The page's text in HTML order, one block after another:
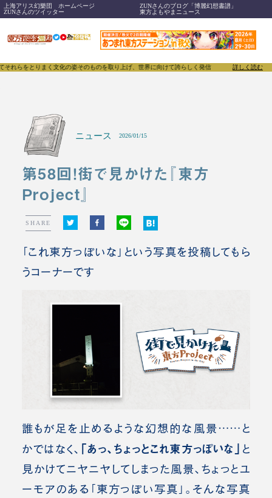
上海アリス幻樂団 ホームページ
ZUNさんのブログ「博麗幻想書譜」
ZUNさんのツイッター
東方よもやまニュース
く文化の姿そのものを取り上げ、世界に向けて誇らしく発信することで、東方Projectのみな
詳しく読む
ニュース 2026/01/15
第58回！街で見かけた『東方
Project』
SHARE
「これ東方っぽいな」という写真を投稿してもら
うコーナーです
誰もが足を止めるような幻想的な風景……と
かではなく、 「あっ、ちょっとこれ東方っぽいな」 と
見かけてニヤニヤしてしまった風景、ちょっとユ
ーモアのある「東方っぽい写真」。 そんな写真